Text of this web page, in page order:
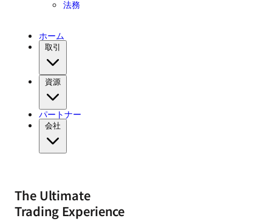
法務
ホーム
取引
資源
パートナー
会社
The Ultimate
Trading Experience